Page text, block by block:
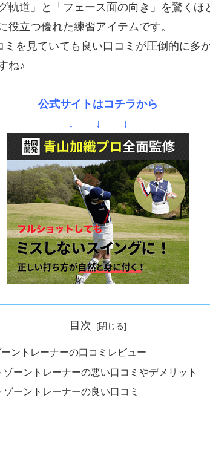
軌道」と「フェース面の向き」を驚くほ
役立つ優れた練習アイテムです。
を見ていても良い口コミが圧倒的に多
ね♪
公式サイトはコチラから
↓ ↓ ↓
目次
ントレーナーの口コミレビュー
ーントレーナーの悪い口コミやデメリット
ーントレーナーの良い口コミ